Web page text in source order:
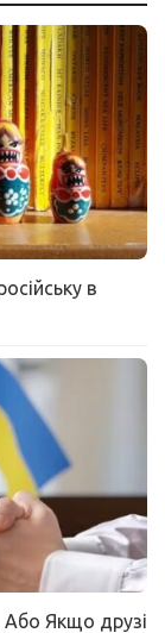
в
Якщо друзі